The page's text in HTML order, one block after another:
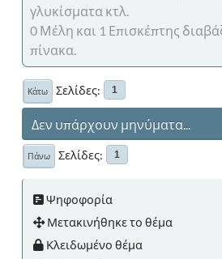
γλυκίσματα κτλ.
0 Μέλη και 1 Επισκέπτης
πίνακα.
Κάτω Σελίδες 1
Δεν υπάρχουν μηνύματα...
Πάνω Σελίδες 1
Ψηφοφορία
Μετακινήθηκε το θέμα
Κλειδωμένο θέμα